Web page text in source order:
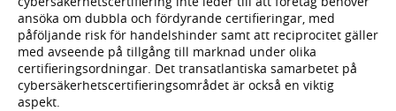
ansöka om dubbla och fördyrande certifieringar, med
påföljande risk för handelshinder samt att reciprocitet gäller
med avseende på tillgång till marknad under olika
certifieringsordningar. Det transatlantiska samarbetet på
cybersäkerhetscertifieringsområdet är också en viktig
aspekt.